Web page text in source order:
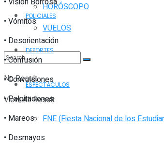
HORÓSCOPO
VUELOS
No Result
View All Result
POLICIALES
DEPORTES
ESPECTÁCULOS
FNE (Fiesta Nacional de los
• Vómitos
• Desorientación
• Confusión
• Convulsiones
• Palpitaciones
• Mareos
• Desmayos